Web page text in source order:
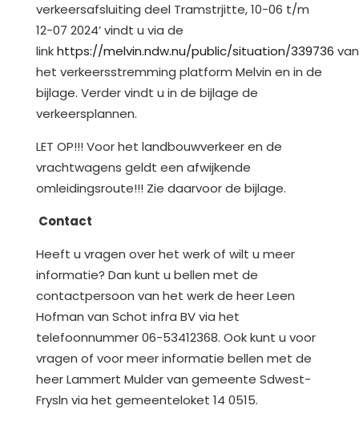
verkeersafsluiting deel Tramstrjitte, 10-06 t/m
12-07 2024’ vindt u via de
linkhttps://melvin.ndw.nu/public/situation/339736 van
het verkeersstremming platform Melvin en in de
bijlage. Verder vindt u in de bijlage de
verkeersplannen.
LET OP!!! Voor het landbouwverkeer en de
vrachtwagens geldt een afwijkende
omleidingsroute!!! Zie daarvoor de bijlage.
Contact
Heeft u vragen over het werk of wilt u meer
informatie? Dan kunt u bellen met de
contactpersoon van het werk de heer Leen
Hofman van Schot infra BV via het
telefoonnummer 06-53412368. Ook kunt u voor
vragen of voor meer informatie bellen met de
heer Lammert Mulder van gemeente Sdwest-
Frysln via het gemeenteloket 14 0515.